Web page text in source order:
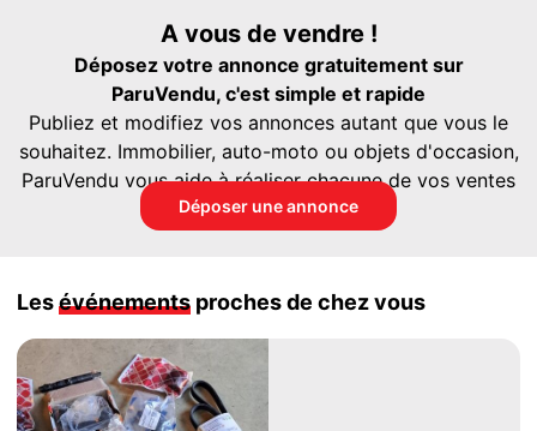
A vous de vendre !
Déposez votre annonce gratuitement sur
ParuVendu, c'est simple et rapide
Publiez et modifiez vos annonces autant que vous le
souhaitez. Immobilier, auto-moto ou objets d'occasion,
ParuVendu vous aide à réaliser chacune de vos ventes
Déposer une annonce
Lesévénements proches de chez vous